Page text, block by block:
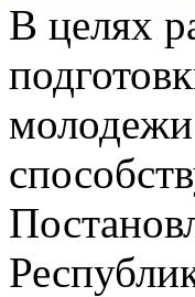
В целях
молодежи